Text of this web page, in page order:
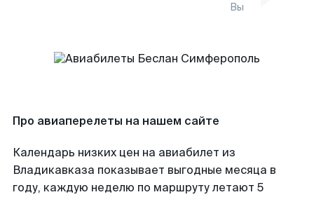
Вы
Про авиаперелеты на нашем сайте
Календарь низких цен на авиабилет из
Владикавказа показывает выгодные месяца в
году, каждую неделю по маршруту летают 5